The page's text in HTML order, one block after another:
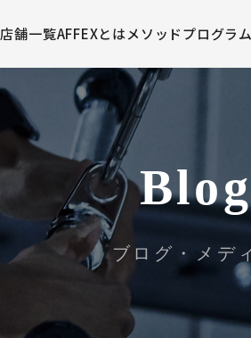
店舗一覧AFFEXとはメソッドプログラム
Blog
ブログ・メデ